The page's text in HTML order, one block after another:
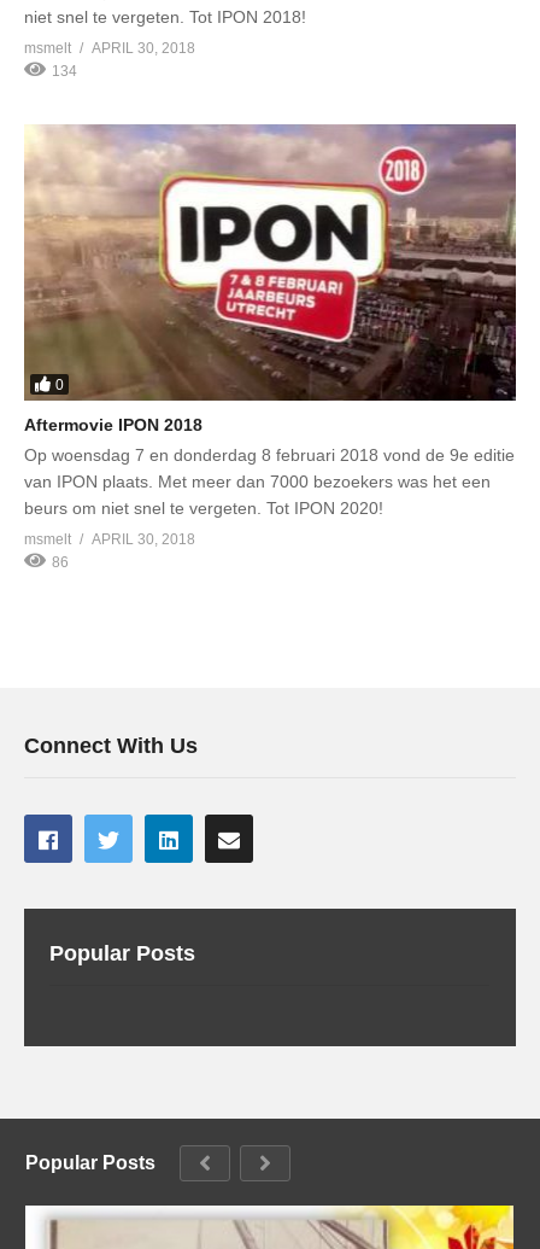
niet snel te vergeten. Tot IPON 2018!
msmelt
APRIL 30, 2018
134
0
Aftermovie IPON 2018
Op woensdag 7 en donderdag 8 februari 2018 vond de 9e editie
van IPON plaats. Met meer dan 7000 bezoekers was het een
beurs om niet snel te vergeten. Tot IPON 2020!
msmelt
APRIL 30, 2018
86
Connect With Us
Popular Posts
Popular Posts